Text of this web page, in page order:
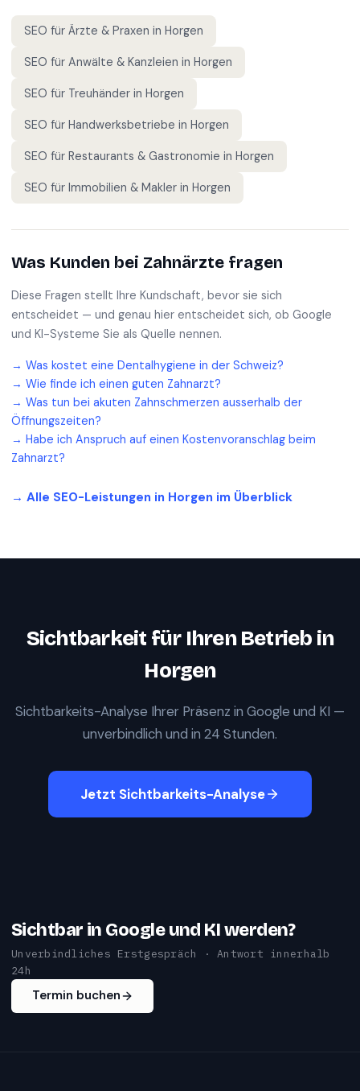
SEO für Ärzte & Praxen in Horgen
SEO für Anwälte & Kanzleien in Horgen
SEO für Treuhänder in Horgen
SEO für Handwerksbetriebe in Horgen
SEO für Restaurants & Gastronomie in Horgen
SEO für Immobilien & Makler in Horgen
Was Kunden bei Zahnärzte fragen
Diese Fragen stellt Ihre Kundschaft, bevor sie sich
entscheidet — und genau hier entscheidet sich, ob Google
und KI-Systeme Sie als Quelle nennen.
→ Was kostet eine Dentalhygiene in der Schweiz?
→ Wie finde ich einen guten Zahnarzt?
→ Was tun bei akuten Zahnschmerzen ausserhalb der
Öffnungszeiten?
→ Habe ich Anspruch auf einen Kostenvoranschlag beim
Zahnarzt?
→ Alle SEO-Leistungen in Horgen im Überblick
Sichtbarkeit für Ihren Betrieb in
Horgen
Sichtbarkeits-Analyse Ihrer Präsenz in Google und KI —
unverbindlich und in 24 Stunden.
Jetzt Sichtbarkeits-Analyse
Sichtbar in Google und KI werden?
Unverbindliches Erstgespräch · Antwort innerhalb
24h
Termin buchen